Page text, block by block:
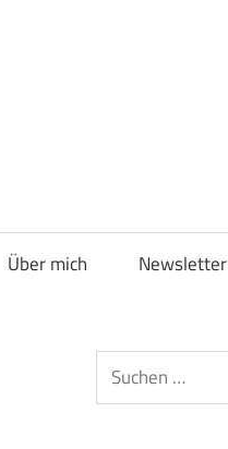
Über mich Newsletter
Suchen
nach: